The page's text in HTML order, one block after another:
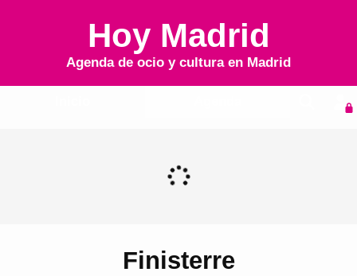
Hoy Madrid
Agenda de ocio y cultura en Madrid
Finisterre